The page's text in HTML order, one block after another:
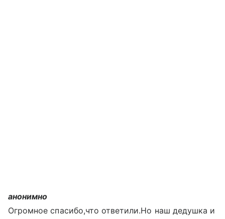
анонимно
Огромное спасибо,что ответили.Но наш дедушка и